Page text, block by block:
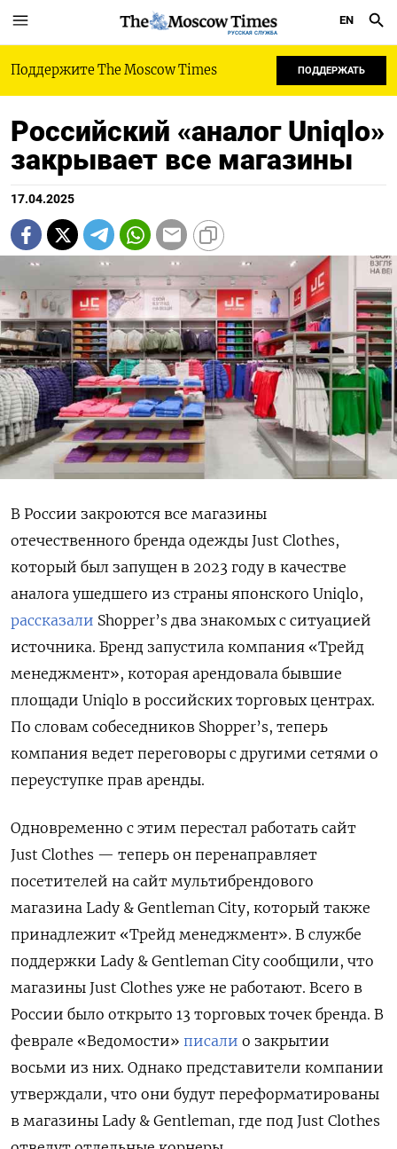
РУССКАЯ СЛУЖБА
EN
Поддержите The Moscow Times ПОДДЕРЖАТЬ
Российский «аналог Uniqlo»
закрывает все магазины
17.04.2025
В России закроются все магазины
отечественного бренда одежды Just Clothes,
который был запущен в 2023 году в качестве
аналога ушедшего из страны японского Uniqlo,
рассказали Shopper’s два знакомых с ситуацией
источника. Бренд запустила компания «Трейд
менеджмент», которая арендовала бывшие
площади Uniqlo в российских торговых центрах.
По словам собеседников Shopper’s, теперь
компания ведет переговоры с другими сетями о
переуступке прав аренды.
Одновременно с этим перестал работать сайт
Just Clothes — теперь он перенаправляет
посетителей на сайт мультибрендового
магазина Lady & Gentleman City, который также
принадлежит «Трейд менеджмент». В службе
поддержки Lady & Gentleman City сообщили, что
магазины Just Clothes уже не работают. Всего в
России было открыто 13 торговых точек бренда. В
феврале «Ведомости» писали о закрытии
восьми из них. Однако представители компании
утверждали, что они будут переформатированы
в магазины Lady & Gentleman, где под Just Clothes